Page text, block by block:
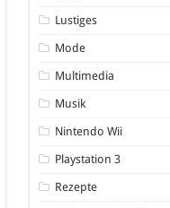
Lustiges
Mode
Multimedia
Musik
Nintendo Wii
Playstation 3
Rezepte